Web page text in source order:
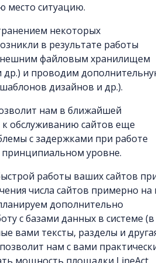
место ситуацию.
некоторых
в результате работы
файловым хранилищем
и проводим
дизайнов и др.).
нам в ближайшей
обслуживанию сайтов еще
с задержками при работе
уровне.
работы ваших сайтов
числа сайтов примерно на
дополнительно
с базами данных в системе (в
вами тексты, разделы и
нам с вами